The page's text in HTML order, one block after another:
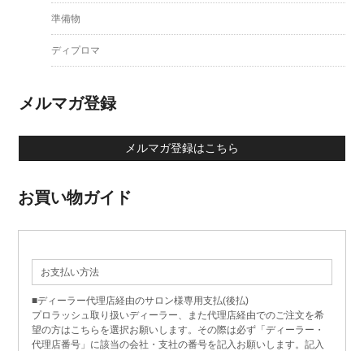
準備物
ディプロマ
メルマガ登録
メルマガ登録はこちら
お買い物ガイド
お支払い方法
■ディーラー代理店経由のサロン様専用支払(後払)
プロラッシュ取り扱いディーラー、また代理店経由でのご注文を希
望の方はこちらを選択お願いします。その際は必ず「ディーラー・
代理店番号」に該当の会社・支社の番号を記入お願いします。記入